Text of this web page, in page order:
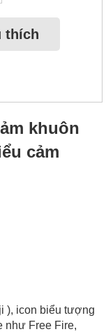
thích
khuôn
cảm
), icon biểu tượng
như Free Fire,